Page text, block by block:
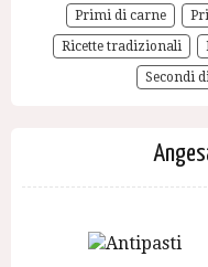
Primi di carne
Ricette tradizionali
Secondi